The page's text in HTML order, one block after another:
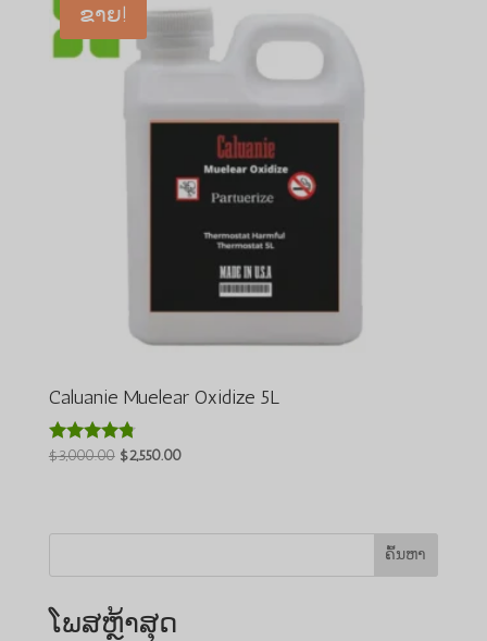
ຂາຍ!
Caluanie Muelear Oxidize 5L
ໃຫ້ຄະແນນ
$3,000.00 ລາຄາ
$3,000.00.
$2,550.00ລາຄາ
ຄົ້ນຫາ
ໂພສຫຼ້າສຸດ